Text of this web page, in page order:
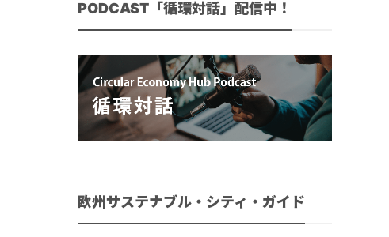
PODCAST「循環対話」配信中！
欧州サステナブル・シティ・ガイド